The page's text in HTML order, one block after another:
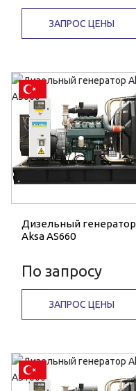
ЗАПРОС ЦЕНЫ
Дизельный генератор
Aksa AS660
По запросу
ЗАПРОС ЦЕНЫ